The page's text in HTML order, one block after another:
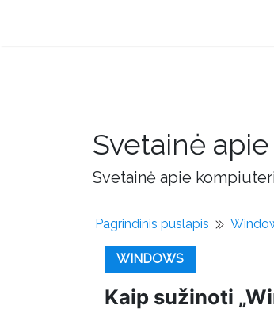
Svetainė
Svetainė apie
Pagrindinis puslapis
WINDOWS
Kaip sužinoti